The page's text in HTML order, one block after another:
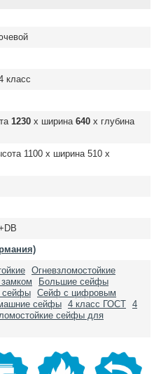
класс
1230 х ширина 640 х глубина
1100 х ширина 510 х
Огневзломостойкие
Большие сейфы
сейфы Сейф с цифровым
сейфы 4 класс ГОСТ 4
сейфы для